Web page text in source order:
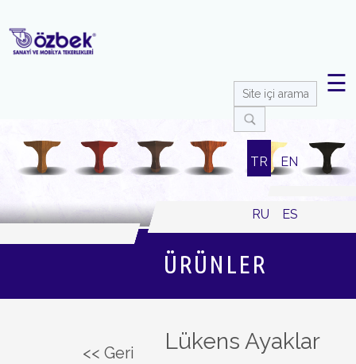
☰
TR EN
RU ES
ÜRÜNLER
Lükens Ayaklar
<< Geri